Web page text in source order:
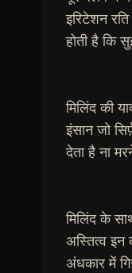
इरिटेशन
होती है कि
मिलिंद की
इंसान जो
देता है ना
मिलिंद के
अस्तित्व इन
अंधकार में